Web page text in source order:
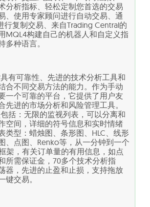
分析指标、轻松定制您首选的交易
、使用专家顾问进行自动交易、通
行复制交易、来自Trading Central的
MQL4构建自己的机器人和自定义指
多种语言。
有可靠性、先进的技术分析工具和
合不同交易方法的能力。作为手动
一个可靠的平台，它提供了用户友
先进的市场分析和风险管理工具。
括：无限的监视列表，可以分离和
空间，详细的符号信息和实时情绪
类型：蜡烛图、条形图、HLC、线形
、点图、Renko等，从一分钟到一个
架，有关订单量的有用信息，如点
所需保证金，70多个技术分析指
器，先进的止盈和止损，支持拖放
键交易。